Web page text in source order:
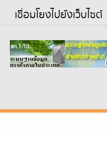
เชื่อมโยงไปยังเว็บไซต์